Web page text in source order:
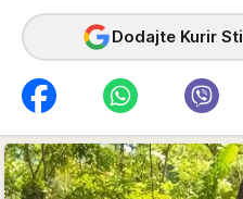
Dodajte Kurir